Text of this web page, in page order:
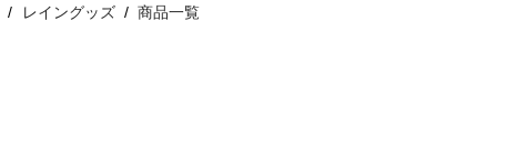
レイングッズ 商品一覧